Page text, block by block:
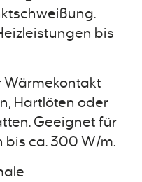
bis
Wärmekontakt
Hartlöten oder
Geeignet für
bis ca. 300 W/m.